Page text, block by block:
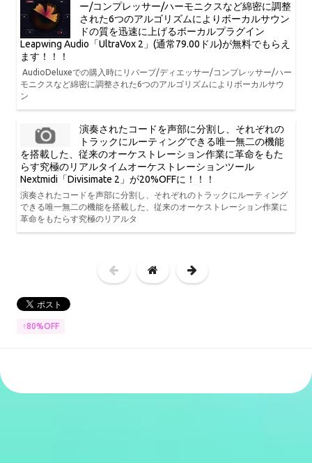
ー/コンプレッサー/ハーモニクスなど綿密に調整
された6つのアルゴリズムによりボーカルサウン
ドの質を迅速に上げるボーカルプラグイン
Leapwing Audio「UltraVox 2」(通常79.00ドル)が無料でもらえ
ます！！！
AudioDeluxeでの購入時にリバーブ/ディエッサー/コンプレッサー/ハー
モニクスなど綿密に調整された6つのアルゴリズムによりボーカルサウ
ン
演奏されたコードを声部に分割し、それぞれの
トラックにルーティングできる唯一無二の機能
を搭載した、従来のオーケストレーション作業に革命をもた
らす究極のリアルタイムオーケストレーションツール
Nextmidi「Divisimate 2」が20%OFFに！！！
演奏されたコードを声部に分割し、それぞれのトラックにルーティング
できる唯一無二の機能を搭載した、従来のオーケストレーション作業に
革命をもたらす究極のリアルタ
↑80%OFF